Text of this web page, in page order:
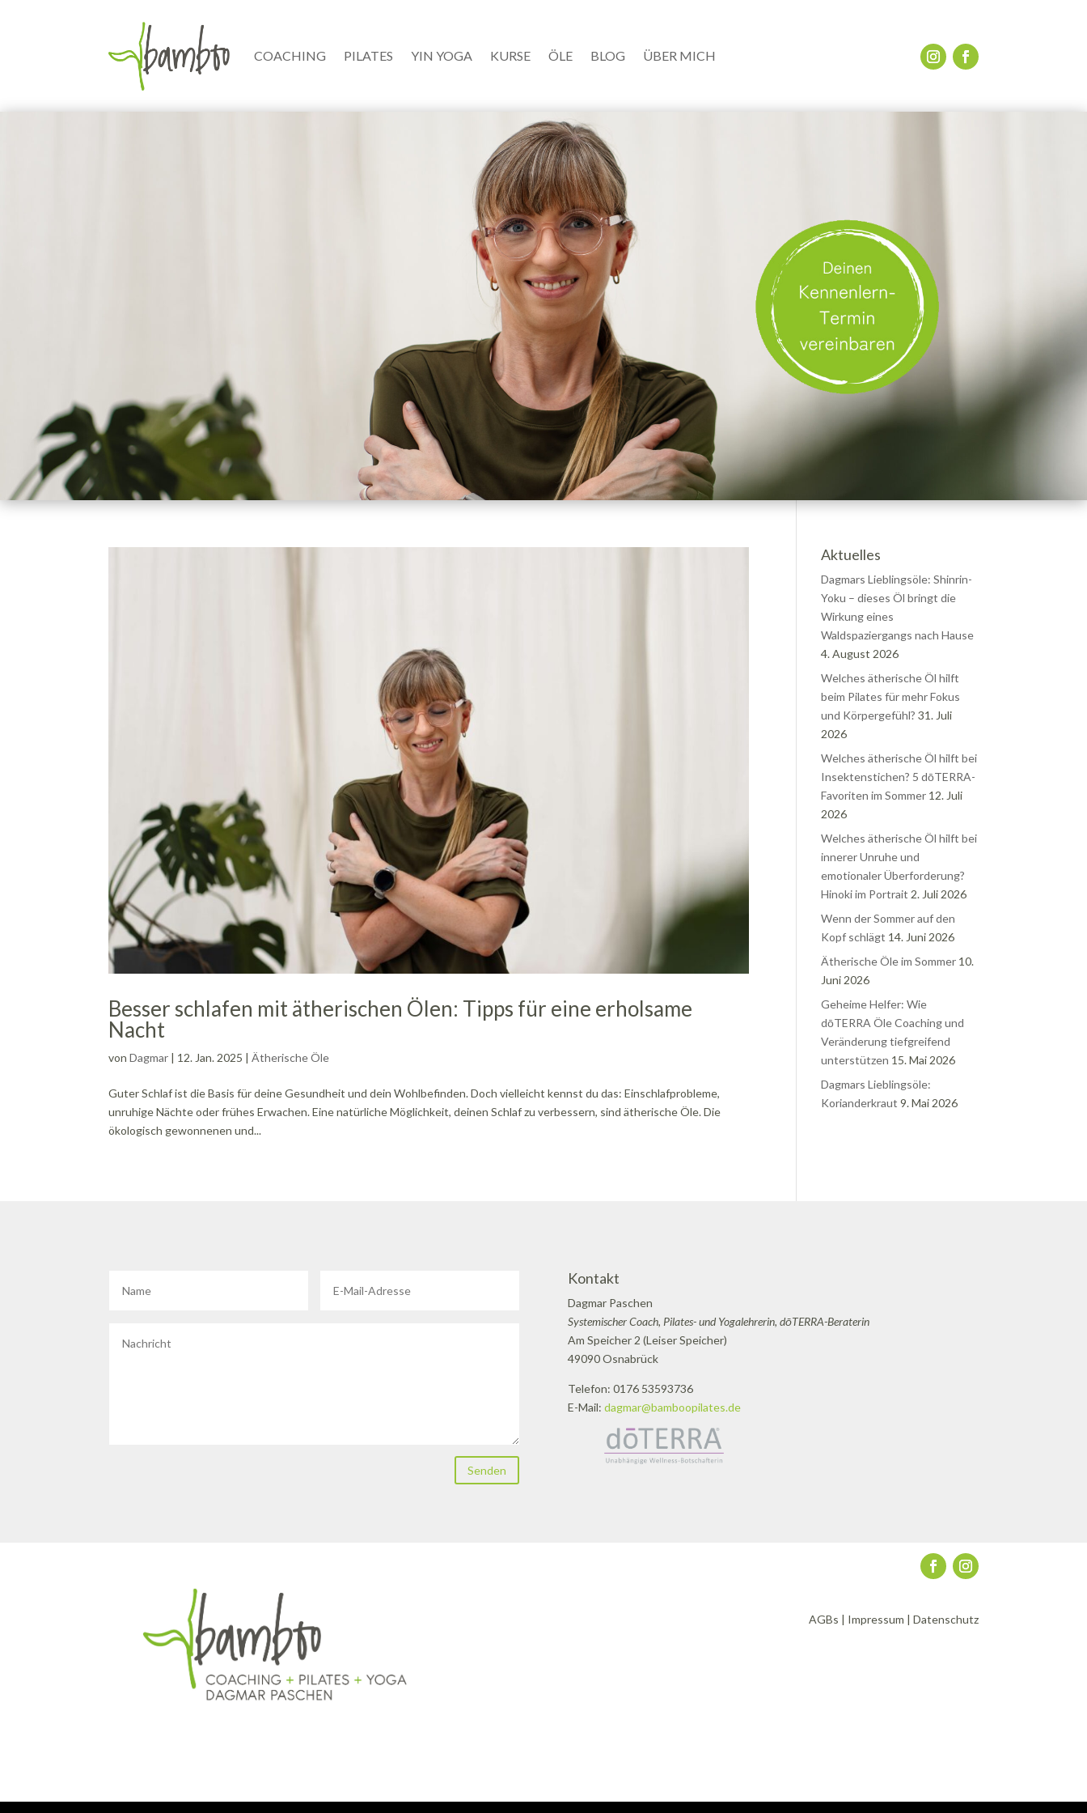
COACHING PILATES YIN YOGA KURSE ÖLE BLOG ÜBER MICH
Besser schlafen mit ätherischen Ölen: Tipps für eine erholsame
Nacht
vonDagmar 12. Jan. 2025 |Ätherische Öle
Guter Schlaf ist die Basis für deine Gesundheit und dein Wohlbefinden. Doch vielleicht kennst du das: Einschlafprobleme,
unruhige Nächte oder frühes Erwachen. Eine natürliche Möglichkeit, deinen Schlaf zu verbessern, sind ätherische Öle. Die
ökologisch gewonnenen und...
Aktuelles
Dagmars Lieblingsöle: Shinrin-
Yoku – dieses Öl bringt die
Wirkung eines
Waldspaziergangs nach Hause
4. August 2026
Welches ätherische Öl hilft
beim Pilates für mehr Fokus
und Körpergefühl? 31. Juli
2026
Welches ätherische Öl hilft bei
Insektenstichen? 5 dōTERRA-
Favoriten im Sommer 12. Juli
2026
Welches ätherische Öl hilft bei
innerer Unruhe und
emotionaler Überforderung?
Hinoki im Portrait 2. Juli 2026
Wenn der Sommer auf den
Kopf schlägt 14. Juni 2026
Ätherische Öle im Sommer 10.
Juni 2026
Geheime Helfer: Wie
dōTERRA Öle Coaching und
Veränderung tiefgreifend
unterstützen 15. Mai 2026
Dagmars Lieblingsöle:
Korianderkraut 9. Mai 2026
Senden
Kontakt
Dagmar Paschen
Systemischer Coach, Pilates- und Yogalehrerin, dōTERRA-Beraterin
Am Speicher 2 (Leiser Speicher)
49090 Osnabrück
Telefon: 0176 53593736
E-Mail: dagmar@bamboopilates.de
AGBs | Impressum | Datenschutz